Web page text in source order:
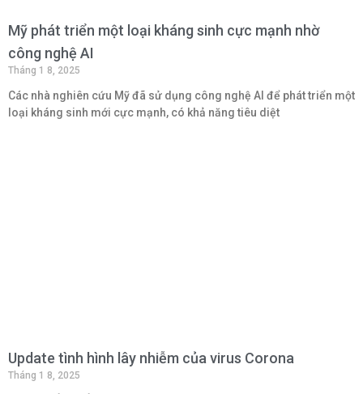
Mỹ phát triển một loại kháng sinh cực mạnh nhờ
công nghệ AI
Tháng 1 8, 2025
Các nhà nghiên cứu Mỹ đã sử dụng công nghệ AI để phát triển một
loại kháng sinh mới cực mạnh, có khả năng tiêu diệt
Update tình hình lây nhiễm của virus Corona
Tháng 1 8, 2025